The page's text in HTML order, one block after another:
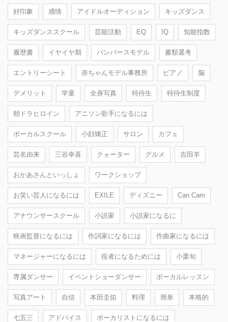
好印象 感情 アイドルオーディション キッズダンス
キッズダンススクール 芸能活動 EQ IQ 知能指数
履歴書 イヤイヤ期 パンパースモデル 書類選考
エントリーシート 赤ちゃんモデル事務所 ピアノ 脳
デメリット 学童 全身写真 特待生 特待生制度
朝ドラヒロイン アニソン歌手になるには
ボーカルスクール 小顔矯正 サロン カフェ
芸名由来 三谷幸喜 クォーター グルメ 吉田羊
おかあさんといっしょ ワークショップ
お笑い芸人になるには EXILE ディズニー Can Cam
アナウンサースクール 小説家 小説家になるに
映画監督になるには 作詞家になるには 作曲家になるには
マネージャーになるには 役者になるためには 小栗旬
専属ダンサー イベントショーダンサー ボーカルレッスン
写真アート 自信 本田圭佑 料理 簡単 本格的
七五三 アドバイス ボーカリストになるには